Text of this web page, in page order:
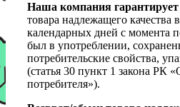
Наша компания гарантирует
товара надлежащего качества
календарных дней с момента
был в употреблении,
потребительские свойства,
(статья 30 пункт 1 закона РК
потребителя»).